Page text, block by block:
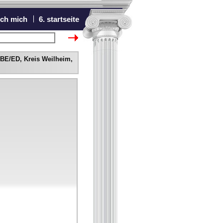
mich 6. startseite
ED, Kreis Weilheim,